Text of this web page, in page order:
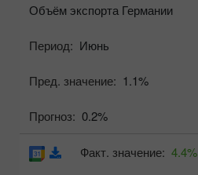
Объём экспорта Германии
Период: Июнь
Пред. значение: 1.1%
Прогноз: 0.2%
Факт. значение: 4.4%